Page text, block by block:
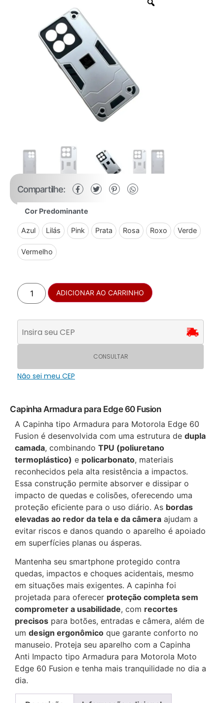
Capinha Armadura para Edge 60 Fusion
A Capinha tipo Armadura para Motorola Edge 60
Fusion é desenvolvida com uma estrutura de dupla
camada, combinando TPU (poliuretano
termoplástico) e policarbonato, materiais
reconhecidos pela alta resistência a impactos.
Essa construção permite absorver e dissipar o
impacto de quedas e colisões, oferecendo uma
proteção eficiente para o uso diário. As bordas
elevadas ao redor da tela e da câmera ajudam a
evitar riscos e danos quando o aparelho é apoiado
em superfícies planas ou ásperas.
Mantenha seu smartphone protegido contra
quedas, impactos e choques acidentais, mesmo
em situações mais exigentes. A capinha foi
projetada para oferecer proteção completa sem
comprometer a usabilidade, com recortes
precisos para botões, entradas e câmera, além de
um design ergonômico que garante conforto no
manuseio. Proteja seu aparelho com a Capinha
Anti Impacto tipo Armadura para Motorola Moto
Edge 60 Fusion e tenha mais tranquilidade no dia a
dia.
Compartilhe:
Cor Predominante
Azul Lilás Pink Prata Rosa Roxo Verde
Vermelho
ADICIONAR AO CARRINHO
CONSULTAR
Não sei meu CEP